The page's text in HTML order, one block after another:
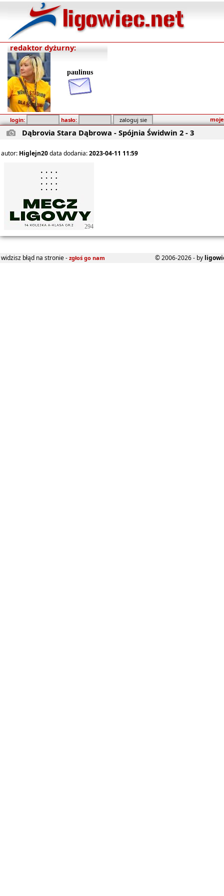
redaktor dyżurny:
paulinus
login: hasło:
Dąbrovia Stara Dąbrowa - Spójnia Świdwin 2 - 3
autor: Higlejn20data dodania:2023-04-11 11:59
294
widzisz błąd na stronie - zgłoś go nam © 2006-2026 - by